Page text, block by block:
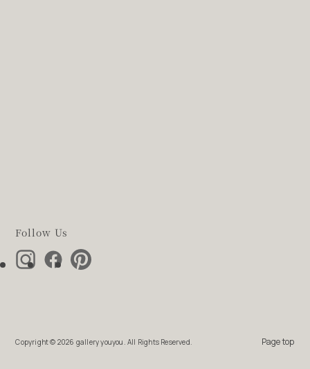
Follow Us
Page top
Copyright © 2026 gallery youyou. All Rights Reserved.